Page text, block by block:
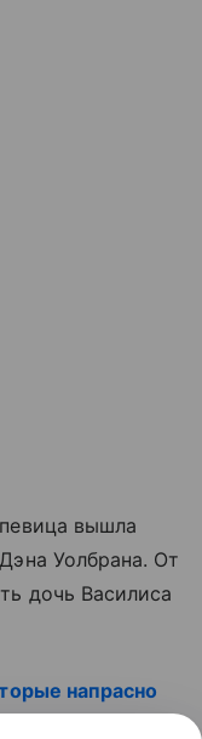
вышла
Уолбрана. От
дочь Василиса
напрасно